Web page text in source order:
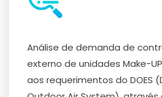
Análise de demanda de
externo de unidades Make-
aos requerimentos do DOES